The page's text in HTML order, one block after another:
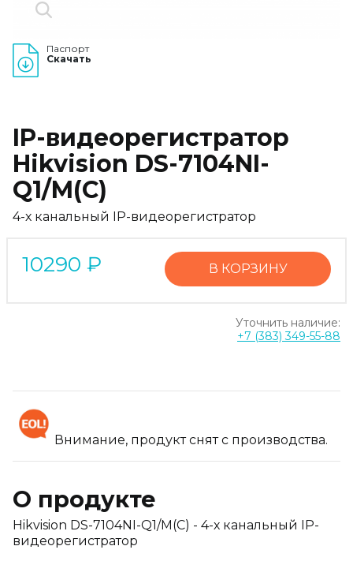
Паспорт
Скачать
IP-видеорегистратор
Hikvision DS-7104NI-
Q1/M(C)
4-х канальный IP-видеорегистратор
10290 ₽ В КОРЗИНУ
Уточнить наличие:
+7 (383) 349-55-88
Внимание, продукт снят с производства.
О продукте
Hikvision DS-7104NI-Q1/M(C) - 4-х канальный IP-
видеорегистратор